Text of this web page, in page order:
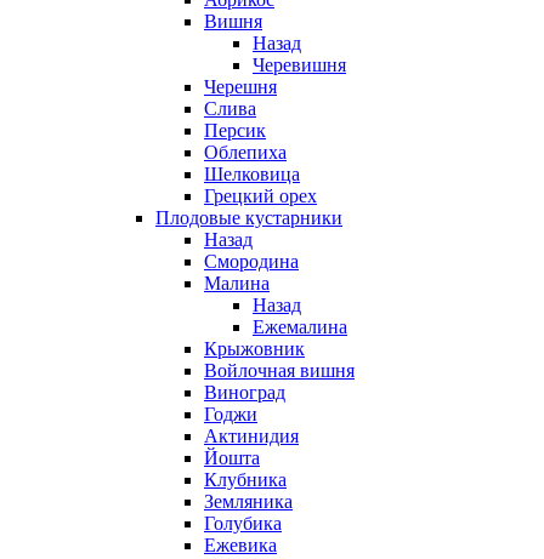
Вишня
Назад
Черевишня
Черешня
Слива
Персик
Облепиха
Шелковица
Грецкий орех
Плодовые кустарники
Назад
Смородина
Малина
Назад
Ежемалина
Крыжовник
Войлочная вишня
Виноград
Годжи
Актинидия
Йошта
Клубника
Земляника
Голубика
Ежевика